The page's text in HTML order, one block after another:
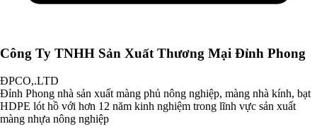
Công Ty TNHH Sản Xuất Thương Mại Đỉnh Phong
ĐPCO,.LTD
Đỉnh Phong nhà sản xuất màng phủ nông nghiệp, màng nhà kính, bạt
HDPE lót hồ với hơn 12 năm kinh nghiệm trong lĩnh vực sản xuất
màng nhựa nông nghiệp